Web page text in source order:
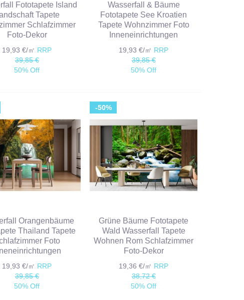
Fototapete Island
Tapete
Schlafzimmer
Foto-Dekor
19,93 €/㎡ RRP
39,85 €
50% Off
Wasserfall & Bäume
Fototapete See Kroatien
Tapete Wohnzimmer Foto
Inneneinrichtungen
19,93 €/㎡ RRP
39,85 €
50% Off
Orangenbäume
Thailand Tapete
Foto
19,93 €/㎡ RRP
39,85 €
50% Off
-50%
Grüne Bäume Fototapete
Wald Wasserfall Tapete
Wohnen Rom Schlafzimmer
Foto-Dekor
19,36 €/㎡ RRP
38,72 €
50% Off